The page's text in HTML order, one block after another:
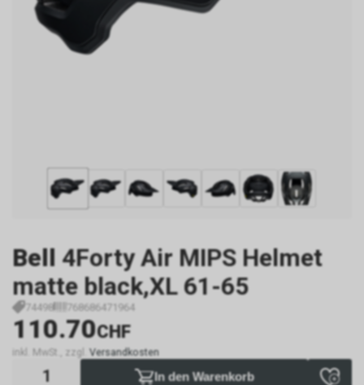
Bell 4Forty Air MIPS Helmet
matte black,XL 61-65
74498 768686471964
110.70CHF
inkl. MwSt., zzgl. Versandkosten
In den Warenkorb